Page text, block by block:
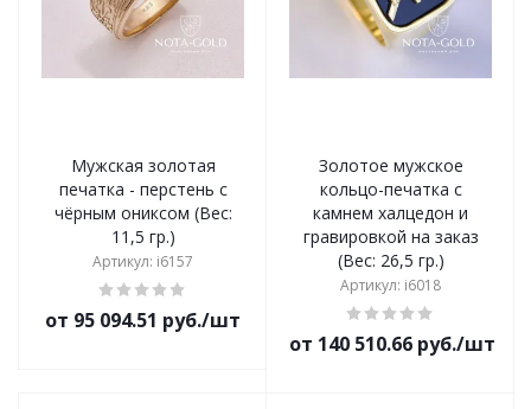
Мужская золотая
печатка - перстень с
чёрным ониксом (Вес:
11,5 гр.)
Артикул: i6157
от 95 094.51 руб./шт
Золотое мужское
кольцо-печатка с
камнем халцедон и
гравировкой на заказ
(Вес: 26,5 гр.)
Артикул: i6018
от 140 510.66 руб./шт